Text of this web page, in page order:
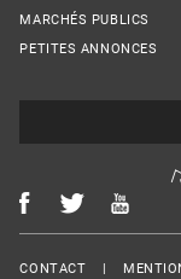
MARCHÉS PUBLICS
PETITES ANNONCES
Menu Footer
CONTACT